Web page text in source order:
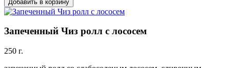
Добавить в корзину
Запеченный Чиз ролл с лососем
250 г.